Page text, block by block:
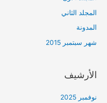
المجلد الثاني
المدونة
شهر سبتمبر 2015
الأرشيف
نوفمبر 2025